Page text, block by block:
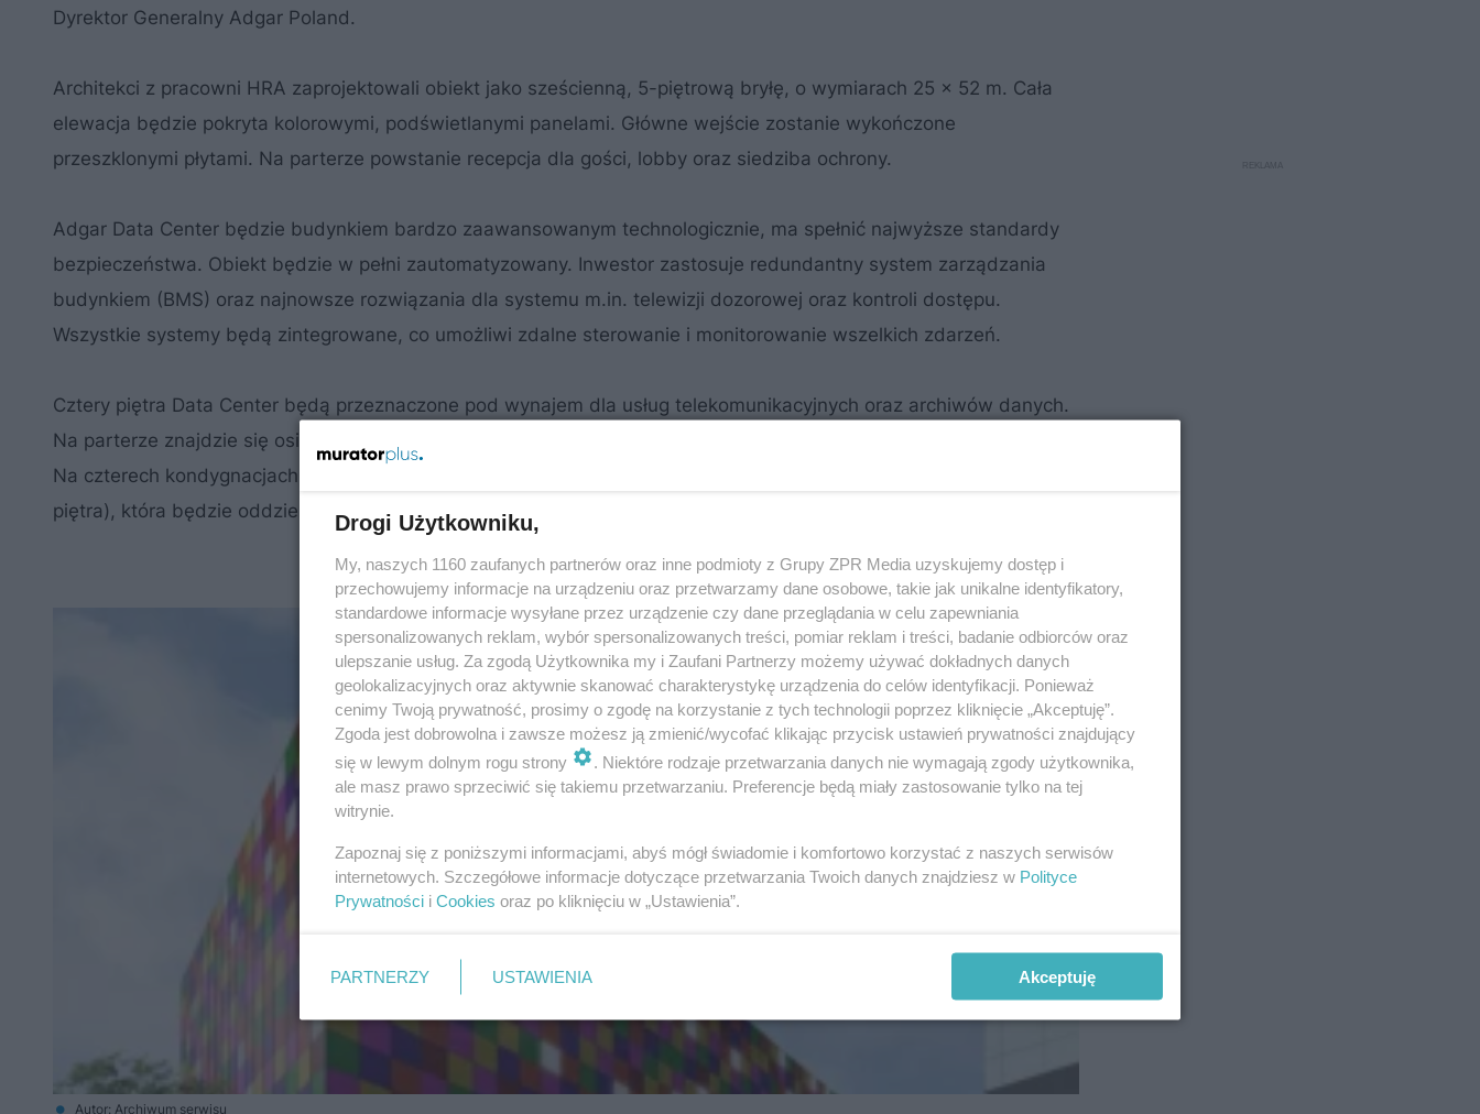
Dyrektor Generalny Adgar Poland.
Architekci z pracowni HRA zaprojektowali obiekt jako sześcienną, 5-piętrową bryłę, o wymiarach 25 x 52 m. Cała
elewacja będzie pokryta kolorowymi, podświetlanymi panelami. Główne wejście zostanie wykończone
przeszklonymi płytami. Na parterze powstanie recepcja dla gości, lobby oraz siedziba ochrony.
Adgar Data Center będzie budynkiem bardzo zaawansowanym technologicznie, ma spełnić najwyższe standardy
bezpieczeństwa. Obiekt będzie w pełni zautomatyzowany. Inwestor zastosuje redundantny system zarządzania
budynkiem (BMS) oraz najnowsze rozwiązania dla systemu m.in. telewizji dozorowej oraz kontroli dostępu.
Wszystkie systemy będą zintegrowane, co umożliwi zdalne sterowanie i monitorowanie wszelkich zdarzeń.
Cztery piętra Data Center będą przeznaczone pod wynajem dla usług telekomunikacyjnych oraz archiwów danych.
Na parterze znajdzie się osiem dynamicznych UPS-ów wraz z silnikami, transformatory i rozdzielnice elektryczne.
Na czterech kondygnacjach podziemnych zaprojektowano parking dla 125 samochodów oraz serwerownię (3
piętra), która będzie oddzielona od garaży specjalną rampą.
Autor: Archiwum serwisu
Drogi Użytkowniku,
My, naszych 1160 zaufanych partnerów oraz inne podmioty z Grupy ZPR Media uzyskujemy dostęp i
przechowujemy informacje na urządzeniu oraz przetwarzamy dane osobowe, takie jak unikalne identyfikatory,
standardowe informacje wysyłane przez urządzenie czy dane przeglądania w celu zapewniania
spersonalizowanych reklam, wybór spersonalizowanych treści, pomiar reklam i treści, badanie odbiorców oraz
ulepszanie usług. Za zgodą Użytkownika my i Zaufani Partnerzy możemy używać dokładnych danych
geolokalizacyjnych oraz aktywnie skanować charakterystykę urządzenia do celów identyfikacji. Ponieważ
cenimy Twoją prywatność, prosimy o zgodę na korzystanie z tych technologii poprzez kliknięcie „Akceptuję”.
Zgoda jest dobrowolna i zawsze możesz ją zmienić/wycofać klikając przycisk ustawień prywatności znajdujący
się w lewym dolnym rogu strony
. Niektóre rodzaje przetwarzania danych nie wymagają zgody użytkownika,
ale masz prawo sprzeciwić się takiemu przetwarzaniu. Preferencje będą miały zastosowanie tylko na tej
witrynie.
Zapoznaj się z poniższymi informacjami, abyś mógł świadomie i komfortowo korzystać z naszych serwisów
internetowych. Szczegółowe informacje dotyczące przetwarzania Twoich danych znajdziesz w Polityce
Prywatności i Cookies oraz po kliknięciu w „Ustawienia”.
PARTNERZY USTAWIENIA Akceptuję